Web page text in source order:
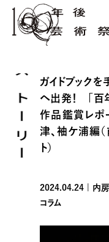
ストーリー
ガイドブック
へ出発！ 「百
作品鑑賞レポ
津、袖ケ浦編
ト）
2024.04.24 | 内房
コラム